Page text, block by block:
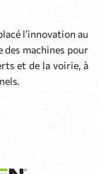
l’innovation au
des machines pour
et de la voirie, à